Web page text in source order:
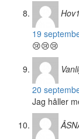
19
😢😢😢
20
Jag håller